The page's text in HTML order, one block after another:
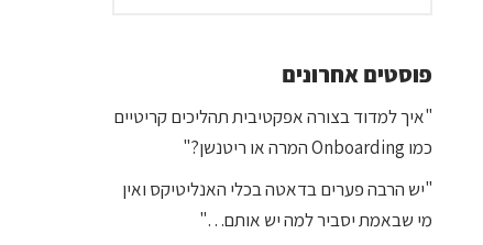
פוסטים אחרונים
"איך למדוד בצורה אפקטיבית תהליכים קריטיים
כמו Onboarding המרה או ריטנשן?"
"יש הרבה פערים בדאטה בכלי האנליטיקס ואין
מי שבאמת יסביר למה יש אותם…"